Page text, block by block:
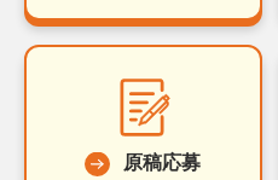
原稿応募